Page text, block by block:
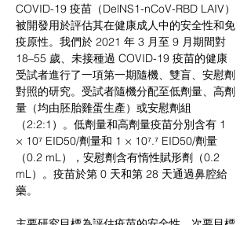
COVID-19 疫苗（DelNS1-nCoV-RBD LAIV）
被開發用於評估其在健康成人中的安全性和免
疫原性。我們於 2021 年 3 月至 9 月期間對
18–55 歲、未接種過 COVID-19 疫苗的健康
受試者進行了一項第一期隨機、雙盲、安慰劑
對照的研究。受試者隨機分配至低劑量、高劑
量（均由胚胎雞蛋生產）或安慰劑組
（2:2:1）。低劑量和高劑量疫苗分別含有 1
× 10⁷ EID50/劑量和 1 × 10⁷.⁷ EID50/劑量
（0.2 mL），安慰劑含有惰性賦形劑（0.2
mL）。疫苗於第 0 天和第 28 天通過鼻腔給
藥。